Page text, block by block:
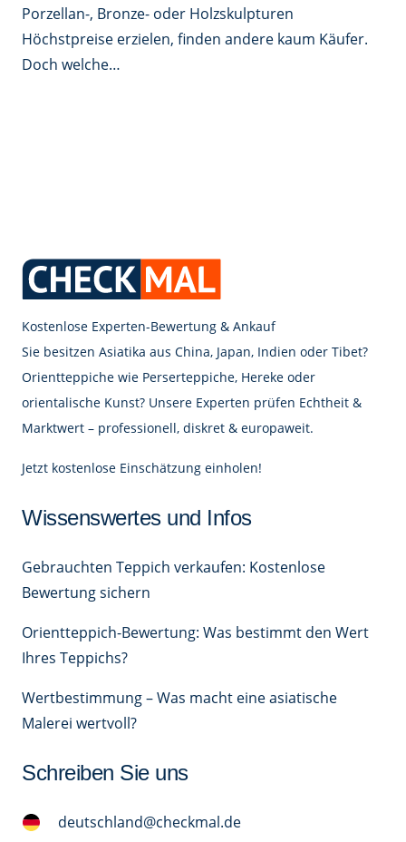
Porzellan-, Bronze- oder Holzskulpturen
Höchstpreise erzielen, finden andere kaum Käufer.
Doch welche…
Kostenlose Experten-Bewertung & Ankauf
Sie besitzen Asiatika aus China, Japan, Indien oder Tibet?
Orientteppiche wie Perserteppiche, Hereke oder
orientalische Kunst? Unsere Experten prüfen Echtheit &
Marktwert – professionell, diskret & europaweit.
Jetzt kostenlose Einschätzung einholen!
Wissenswertes und Infos
Gebrauchten Teppich verkaufen: Kostenlose
Bewertung sichern
Orientteppich-Bewertung: Was bestimmt den Wert
Ihres Teppichs?
Wertbestimmung – Was macht eine asiatische
Malerei wertvoll?
Schreiben Sie uns
deutschland@checkmal.de